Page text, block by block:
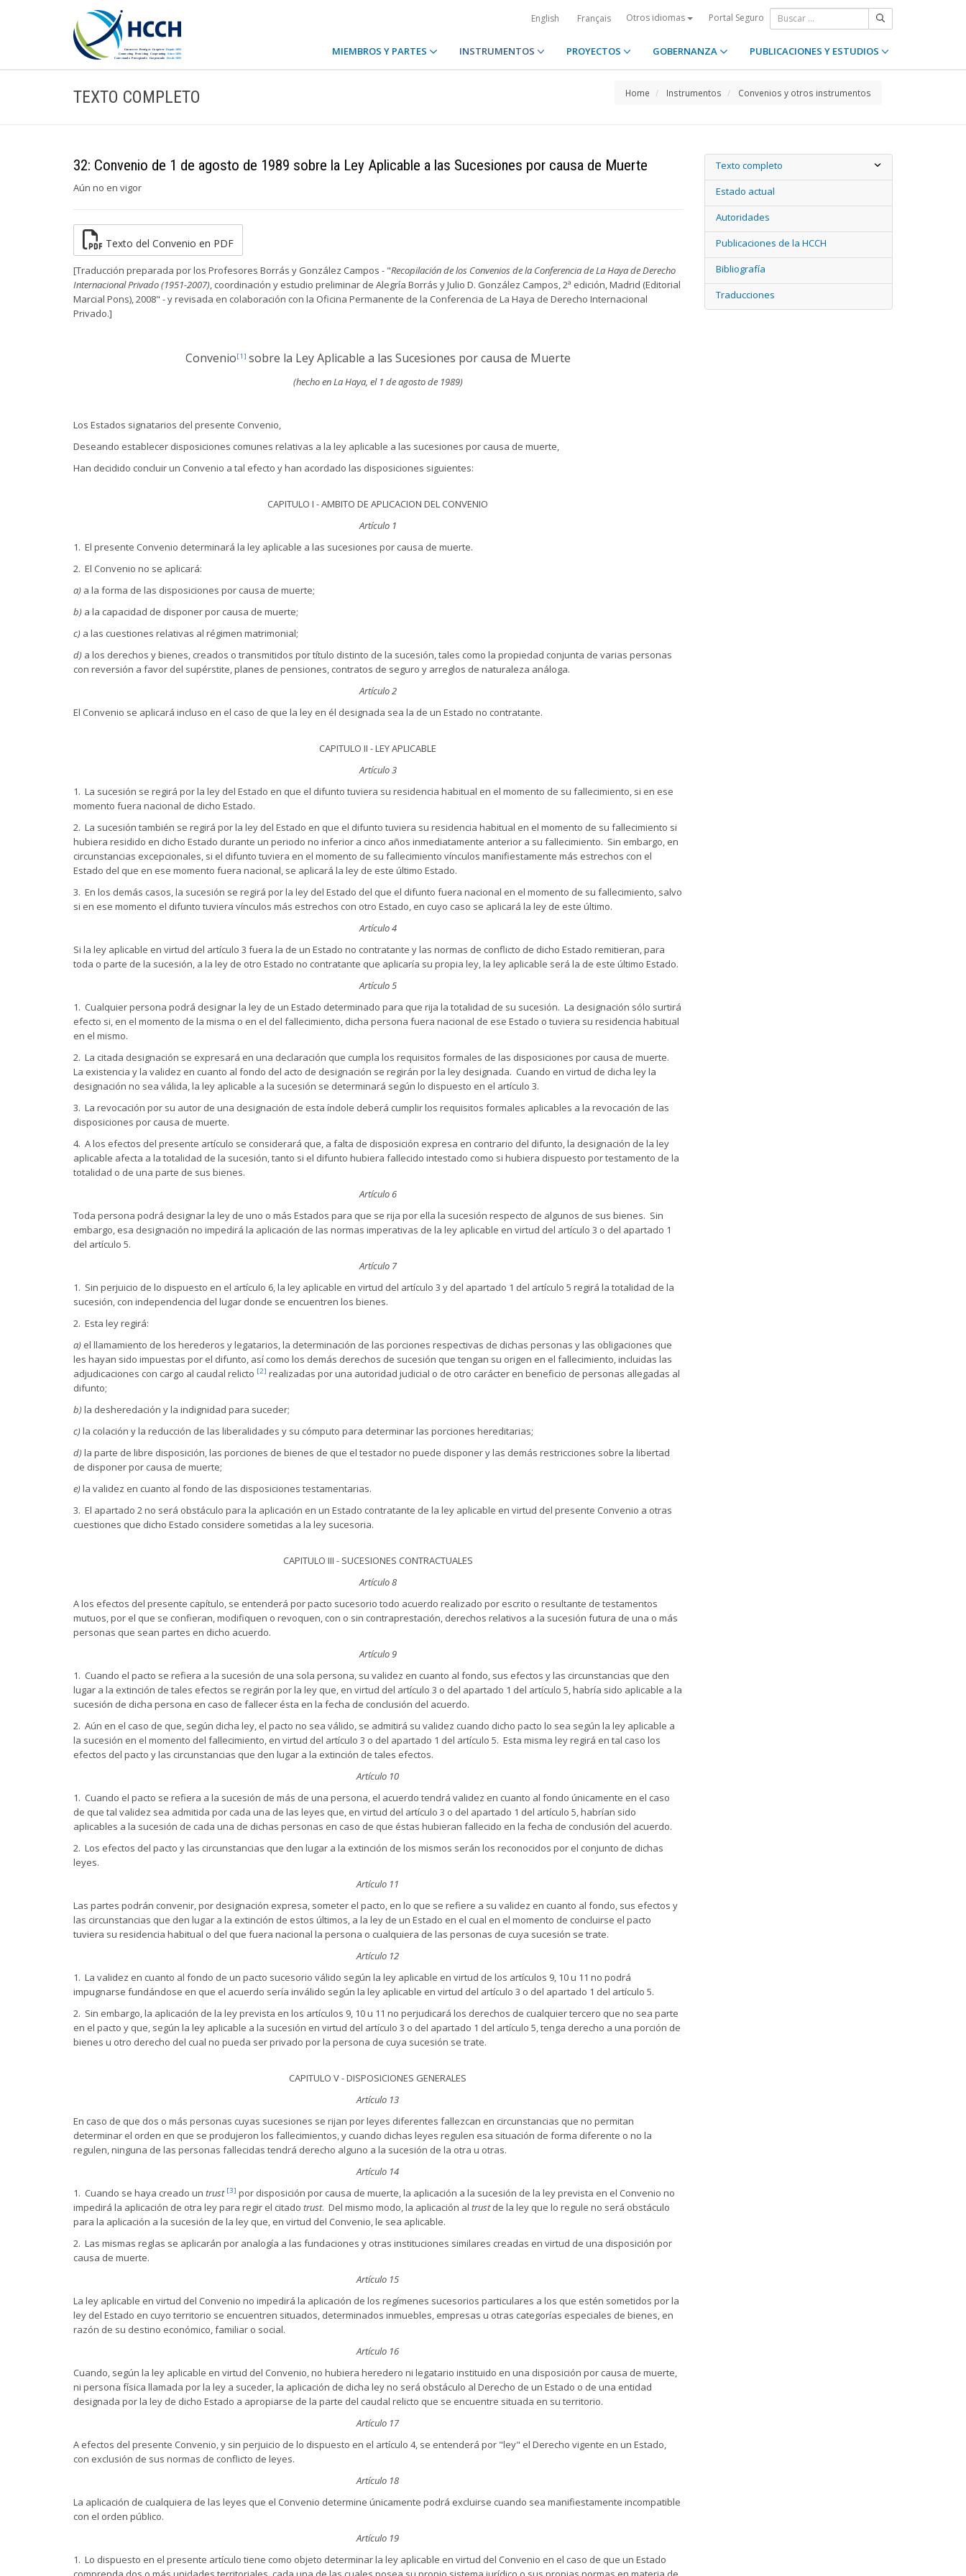
English Français Otros idiomas Portal Seguro
MIEMBROS Y PARTES INSTRUMENTOS PROYECTOS GOBERNANZA PUBLICACIONES Y ESTUDIOS
TEXTO COMPLETO Home Instrumentos Convenios y otros instrumentos
32: Convenio de 1 de agosto de 1989 sobre la Ley Aplicable a las Sucesiones por causa de Muerte
Aún no en vigor
Texto del Convenio en PDF
[Traducción preparada por los Profesores Borrás y González Campos - "Recopilación de los Convenios de la Conferencia de La Haya de Derecho
Internacional Privado (1951-2007) , coordinación y estudio preliminar de Alegría Borrás y Julio D. González Campos, 2ª edición, Madrid (Editorial
Marcial Pons), 2008" - y revisada en colaboración con la Oficina Permanente de la Conferencia de La Haya de Derecho Internacional
Privado.]
Convenio[1] sobre la Ley Aplicable a las Sucesiones por causa de Muerte
(hecho en La Haya, el 1 de agosto de 1989)
Los Estados signatarios del presente Convenio,
Deseando establecer disposiciones comunes relativas a la ley aplicable a las sucesiones por causa de muerte,
Han decidido concluir un Convenio a tal efecto y han acordado las disposiciones siguientes:
CAPITULO I - AMBITO DE APLICACION DEL CONVENIO
Artículo 1
1. El presente Convenio determinará la ley aplicable a las sucesiones por causa de muerte.
2. El Convenio no se aplicará:
a) a la forma de las disposiciones por causa de muerte;
b) a la capacidad de disponer por causa de muerte;
c) a las cuestiones relativas al régimen matrimonial;
d) a los derechos y bienes, creados o transmitidos por título distinto de la sucesión, tales como la propiedad conjunta de varias personas
con reversión a favor del supérstite, planes de pensiones, contratos de seguro y arreglos de naturaleza análoga.
Artículo 2
El Convenio se aplicará incluso en el caso de que la ley en él designada sea la de un Estado no contratante.
CAPITULO II - LEY APLICABLE
Artículo 3
1. La sucesión se regirá por la ley del Estado en que el difunto tuviera su residencia habitual en el momento de su fallecimiento, si en ese
momento fuera nacional de dicho Estado.
2. La sucesión también se regirá por la ley del Estado en que el difunto tuviera su residencia habitual en el momento de su fallecimiento si
hubiera residido en dicho Estado durante un periodo no inferior a cinco años inmediatamente anterior a su fallecimiento. Sin embargo, en
circunstancias excepcionales, si el difunto tuviera en el momento de su fallecimiento vínculos manifiestamente más estrechos con el
Estado del que en ese momento fuera nacional, se aplicará la ley de este último Estado.
3. En los demás casos, la sucesión se regirá por la ley del Estado del que el difunto fuera nacional en el momento de su fallecimiento, salvo
si en ese momento el difunto tuviera vínculos más estrechos con otro Estado, en cuyo caso se aplicará la ley de este último.
Artículo 4
Si la ley aplicable en virtud del artículo 3 fuera la de un Estado no contratante y las normas de conflicto de dicho Estado remitieran, para
toda o parte de la sucesión, a la ley de otro Estado no contratante que aplicaría su propia ley, la ley aplicable será la de este último Estado.
Artículo 5
1. Cualquier persona podrá designar la ley de un Estado determinado para que rija la totalidad de su sucesión. La designación sólo surtirá
efecto si, en el momento de la misma o en el del fallecimiento, dicha persona fuera nacional de ese Estado o tuviera su residencia habitual
en el mismo.
2. La citada designación se expresará en una declaración que cumpla los requisitos formales de las disposiciones por causa de muerte.
La existencia y la validez en cuanto al fondo del acto de designación se regirán por la ley designada. Cuando en virtud de dicha ley la
designación no sea válida, la ley aplicable a la sucesión se determinará según lo dispuesto en el artículo 3.
3. La revocación por su autor de una designación de esta índole deberá cumplir los requisitos formales aplicables a la revocación de las
disposiciones por causa de muerte.
4. A los efectos del presente artículo se considerará que, a falta de disposición expresa en contrario del difunto, la designación de la ley
aplicable afecta a la totalidad de la sucesión, tanto si el difunto hubiera fallecido intestado como si hubiera dispuesto por testamento de la
totalidad o de una parte de sus bienes.
Artículo 6
Toda persona podrá designar la ley de uno o más Estados para que se rija por ella la sucesión respecto de algunos de sus bienes. Sin
embargo, esa designación no impedirá la aplicación de las normas imperativas de la ley aplicable en virtud del artículo 3 o del apartado 1
del artículo 5.
Artículo 7
1. Sin perjuicio de lo dispuesto en el artículo 6, la ley aplicable en virtud del artículo 3 y del apartado 1 del artículo 5 regirá la totalidad de la
sucesión, con independencia del lugar donde se encuentren los bienes.
2. Esta ley regirá:
a) el llamamiento de los herederos y legatarios, la determinación de las porciones respectivas de dichas personas y las obligaciones que
les hayan sido impuestas por el difunto, así como los demás derechos de sucesión que tengan su origen en el fallecimiento, incluidas las
adjudicaciones con cargo al caudal relicto [2] realizadas por una autoridad judicial o de otro carácter en beneficio de personas allegadas al
difunto;
b)la desheredación y la indignidad para suceder;
c)la colación y la reducción de las liberalidades y su cómputo para determinar las porciones hereditarias;
d)la parte de libre disposición, las porciones de bienes de que el testador no puede disponer y las demás restricciones sobre la libertad
de disponer por causa de muerte;
e)la validez en cuanto al fondo de las disposiciones testamentarias.
3. El apartado 2 no será obstáculo para la aplicación en un Estado contratante de la ley aplicable en virtud del presente Convenio a otras
cuestiones que dicho Estado considere sometidas a la ley sucesoria.
CAPITULO III - SUCESIONES CONTRACTUALES
Artículo 8
A los efectos del presente capítulo, se entenderá por pacto sucesorio todo acuerdo realizado por escrito o resultante de testamentos
mutuos, por el que se confieran, modifiquen o revoquen, con o sin contraprestación, derechos relativos a la sucesión futura de una o más
personas que sean partes en dicho acuerdo.
Artículo 9
1. Cuando el pacto se refiera a la sucesión de una sola persona, su validez en cuanto al fondo, sus efectos y las circunstancias que den
lugar a la extinción de tales efectos se regirán por la ley que, en virtud del artículo 3 o del apartado 1 del artículo 5, habría sido aplicable a la
sucesión de dicha persona en caso de fallecer ésta en la fecha de conclusión del acuerdo.
2. Aún en el caso de que, según dicha ley, el pacto no sea válido, se admitirá su validez cuando dicho pacto lo sea según la ley aplicable a
la sucesión en el momento del fallecimiento, en virtud del artículo 3 o del apartado 1 del artículo 5. Esta misma ley regirá en tal caso los
efectos del pacto y las circunstancias que den lugar a la extinción de tales efectos.
Artículo 10
1. Cuando el pacto se refiera a la sucesión de más de una persona, el acuerdo tendrá validez en cuanto al fondo únicamente en el caso
de que tal validez sea admitida por cada una de las leyes que, en virtud del artículo 3 o del apartado 1 del artículo 5, habrían sido
aplicables a la sucesión de cada una de dichas personas en caso de que éstas hubieran fallecido en la fecha de conclusión del acuerdo.
2. Los efectos del pacto y las circunstancias que den lugar a la extinción de los mismos serán los reconocidos por el conjunto de dichas
leyes.
Artículo 11
Las partes podrán convenir, por designación expresa, someter el pacto, en lo que se refiere a su validez en cuanto al fondo, sus efectos y
las circunstancias que den lugar a la extinción de estos últimos, a la ley de un Estado en el cual en el momento de concluirse el pacto
tuviera su residencia habitual o del que fuera nacional la persona o cualquiera de las personas de cuya sucesión se trate.
Artículo 12
1. La validez en cuanto al fondo de un pacto sucesorio válido según la ley aplicable en virtud de los artículos 9, 10 u 11 no podrá
impugnarse fundándose en que el acuerdo sería inválido según la ley aplicable en virtud del artículo 3 o del apartado 1 del artículo 5.
2. Sin embargo, la aplicación de la ley prevista en los artículos 9, 10 u 11 no perjudicará los derechos de cualquier tercero que no sea parte
en el pacto y que, según la ley aplicable a la sucesión en virtud del artículo 3 o del apartado 1 del artículo 5, tenga derecho a una porción de
bienes u otro derecho del cual no pueda ser privado por la persona de cuya sucesión se trate.
CAPITULO V - DISPOSICIONES GENERALES
Artículo 13
En caso de que dos o más personas cuyas sucesiones se rijan por leyes diferentes fallezcan en circunstancias que no permitan
determinar el orden en que se produjeron los fallecimientos, y cuando dichas leyes regulen esa situación de forma diferente o no la
regulen, ninguna de las personas fallecidas tendrá derecho alguno a la sucesión de la otra u otras.
Artículo 14
1. Cuando se haya creado un trust [3] por disposición por causa de muerte, la aplicación a la sucesión de la ley prevista en el Convenio no
impedirá la aplicación de otra ley para regir el citado trust. Del mismo modo, la aplicación al trustde la ley que lo regule no será obstáculo
para la aplicación a la sucesión de la ley que, en virtud del Convenio, le sea aplicable.
2. Las mismas reglas se aplicarán por analogía a las fundaciones y otras instituciones similares creadas en virtud de una disposición por
causa de muerte.
Artículo 15
La ley aplicable en virtud del Convenio no impedirá la aplicación de los regímenes sucesorios particulares a los que estén sometidos por la
ley del Estado en cuyo territorio se encuentren situados, determinados inmuebles, empresas u otras categorías especiales de bienes, en
razón de su destino económico, familiar o social.
Artículo 16
Cuando, según la ley aplicable en virtud del Convenio, no hubiera heredero ni legatario instituido en una disposición por causa de muerte,
ni persona física llamada por la ley a suceder, la aplicación de dicha ley no será obstáculo al Derecho de un Estado o de una entidad
designada por la ley de dicho Estado a apropiarse de la parte del caudal relicto que se encuentre situada en su territorio.
Artículo 17
A efectos del presente Convenio, y sin perjuicio de lo dispuesto en el artículo 4, se entenderá por "ley" el Derecho vigente en un Estado,
con exclusión de sus normas de conflicto de leyes.
Artículo 18
La aplicación de cualquiera de las leyes que el Convenio determine únicamente podrá excluirse cuando sea manifiestamente incompatible
con el orden público.
Artículo 19
1. Lo dispuesto en el presente artículo tiene como objeto determinar la ley aplicable en virtud del Convenio en el caso de que un Estado
Texto completo
Estado actual
Autoridades
Publicaciones de la HCCH
Bibliografía
Traducciones